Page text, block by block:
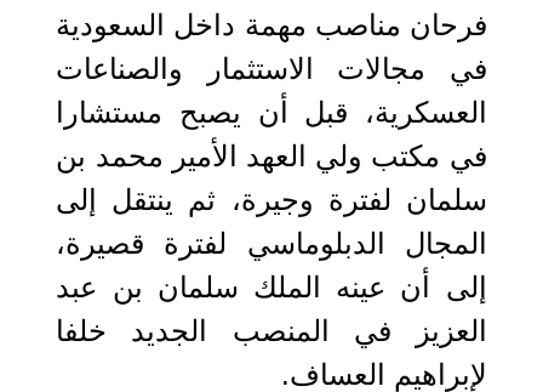
فرحان مناصب مهمة داخل السعودية
في مجالات الاستثمار والصناعات
العسكرية، قبل أن يصبح مستشارا
في مكتب ولي العهد الأمير محمد بن
سلمان لفترة وجيرة، ثم ينتقل إلى
المجال الدبلوماسي لفترة قصيرة،
إلى أن عينه الملك سلمان بن عبد
العزيز في المنصب الجديد خلفا
لإبراهيم العساف.